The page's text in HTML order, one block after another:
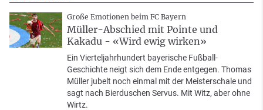
Große Emotionen beim FC Bayern
Müller-Abschied mit Pointe und
Kakadu - «Wird ewig wirken»
Ein Vierteljahrhundert bayerische Fußball-
Geschichte neigt sich dem Ende entgegen. Thomas
Müller jubelt noch einmal mit der Meisterschale und
sagt nach Bierduschen Servus. Mit Witz, aber ohne
Wirtz.